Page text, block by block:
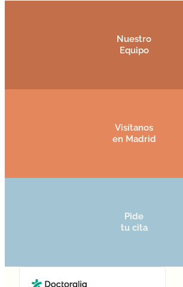
Nuestro
Equipo
Visítanos
en Madrid
Pide
tu cita